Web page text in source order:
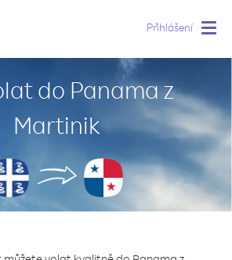
Přihlášení
do Panama z
Martinik